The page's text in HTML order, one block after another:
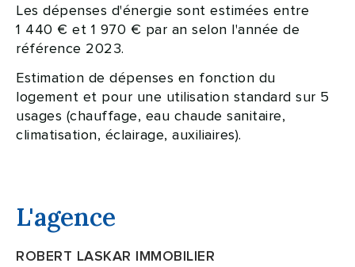
Les dépenses d'énergie sont estimées entre
1 440 € et 1 970 € par an selon l'année de
référence 2023.
Estimation de dépenses en fonction du
logement et pour une utilisation standard sur 5
usages (chauffage, eau chaude sanitaire,
climatisation, éclairage, auxiliaires).
L'agence
ROBERT LASKAR IMMOBILIER